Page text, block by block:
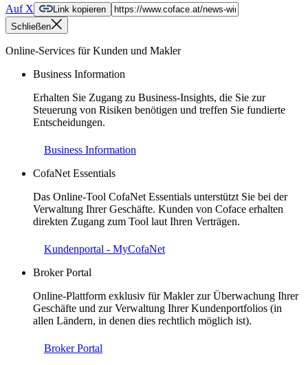
Auf X
Link kopieren
Schließen
Online-Services für Kunden und Makler
Business Information
Erhalten Sie Zugang zu Business-Insights, die Sie zur
Steuerung von Risiken benötigen und treffen Sie fundierte
Entscheidungen.
Business Information
CofaNet Essentials
Das Online-Tool CofaNet Essentials unterstützt Sie bei der
Verwaltung Ihrer Geschäfte. Kunden von Coface erhalten
direkten Zugang zum Tool laut Ihren Verträgen.
Kundenportal - MyCofaNet
Broker Portal
Online-Plattform exklusiv für Makler zur Überwachung Ihrer
Geschäfte und zur Verwaltung Ihrer Kundenportfolios (in
allen Ländern, in denen dies rechtlich möglich ist).
Broker Portal